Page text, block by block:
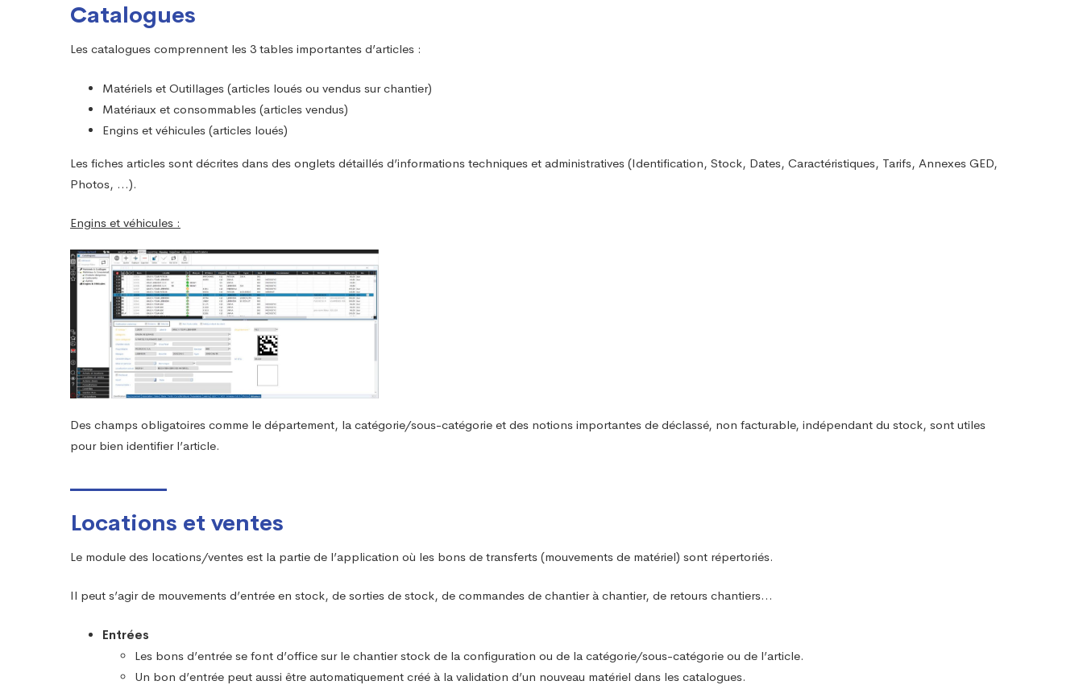
Catalogues
Les catalogues comprennent les 3 tables importantes d’articles :
Matériels et Outillages (articles loués ou vendus sur chantier)
Matériaux et consommables (articles vendus)
Engins et véhicules (articles loués)
Les fiches articles sont décrites dans des onglets détaillés d’informations techniques et administratives (Identification, Stock, Dates, Caractéristiques, Tarifs, Annexes GED,
Photos, …).
Engins et véhicules :
Des champs obligatoires comme le département, la catégorie/sous-catégorie et des notions importantes de déclassé, non facturable, indépendant du stock, sont utiles
pour bien identifier l’article.
Locations et ventes
Le module des locations/ventes est la partie de l’application où les bons de transferts (mouvements de matériel) sont répertoriés.
Il peut s’agir de mouvements d’entrée en stock, de sorties de stock, de commandes de chantier à chantier, de retours chantiers…
Entrées
Les bons d’entrée se font d’office sur le chantier stock de la configuration ou de la catégorie/sous-catégorie ou de l’article.
Un bon d’entrée peut aussi être automatiquement créé à la validation d’un nouveau matériel dans les catalogues.